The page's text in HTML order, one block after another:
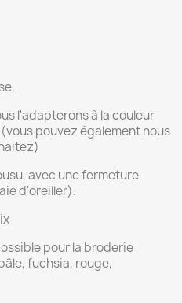
l'adapterons à la couleur
pouvez également nous
avec une fermeture
d'oreiller).
pour la broderie
fuchsia, rouge,